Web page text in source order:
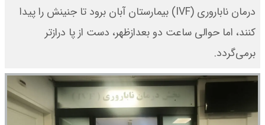
درمان ناباروری (IVF) بیمارستان آبان برود تا جنینش را پیدا
کنند، اما حوالی ساعت دو بعدازظهر، دست از پا درازتر
برمی‌گردد.